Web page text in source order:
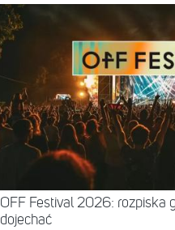
OFF Festival 2026: rozpiska
dojechać